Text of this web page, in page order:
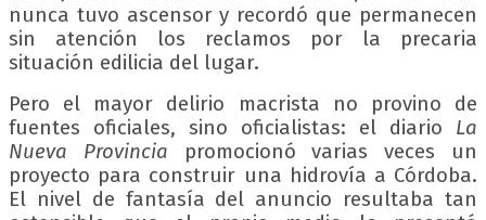
nunca tuvo ascensor y recordó que permanecen
sin atención los reclamos por la precaria
situación edilicia del lugar.
Pero el mayor delirio macrista no provino de
fuentes oficiales, sino oficialistas: el diario La
Nueva Provincia promocionó varias veces un
proyecto para construir una hidrovía a Córdoba.
El nivel de fantasía del anuncio resultaba tan